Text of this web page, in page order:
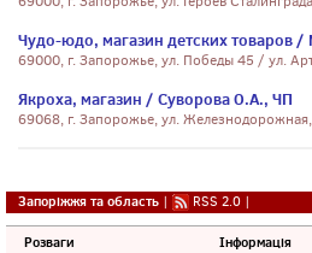
Чудо-юдо, магазин детских товаров /
69000, г. Запорожье, ул. Победы 45 / ул.
Якроха, магазин / Суворова О.А., ЧП
69068, г. Запорожье, ул.
Запоріжжя та область | RSS 2.0 |
Розваги Інформація